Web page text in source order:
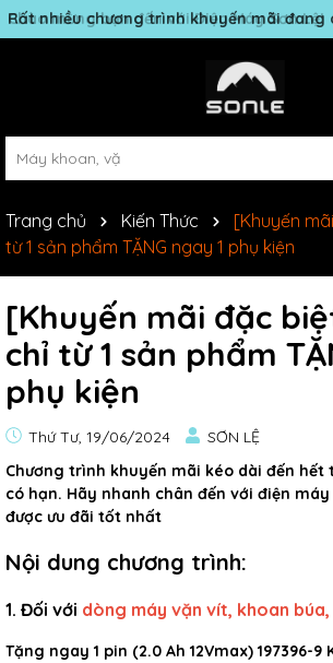
Rất nhiều chương trình khuyến mãi đang
Trang chủ Kiến Thức
[Khuyến
từ 1 sản phẩm TẶNG ngay 1 phụ kiện
[Khuyến mãi đặc
chỉ từ 1 sản phẩm
phụ kiện
Thứ Tư, 19/06/2024
SƠN LỆ
Chương trình khuyến mãi kéo dài đến hết
có hạn. Hãy nhanh chân đến với điện máy
được ưu đãi tốt nhất
Nội dung chương trình:
1. Đối với dòng máy vặn vít, khoan
Tặng ngay 1 pin (2.0 Ah 12Vmax) 197396-